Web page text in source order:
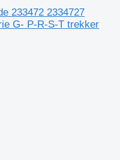
233472 2334727
G- P-R-S-T trekker